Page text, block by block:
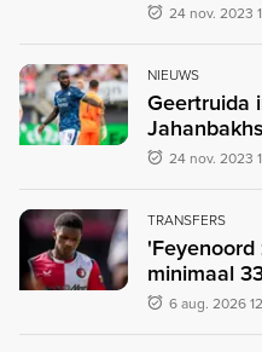
24 nov. 2023
NIEUWS
Geertruida
24 nov. 2023
TRANSFERS
minimaal
6 aug. 2026